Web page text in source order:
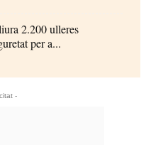
2.200 ulleres
per a...
-